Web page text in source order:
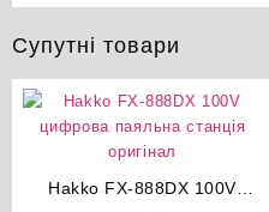
Супутні товари
Hakko FX-888DX 100V